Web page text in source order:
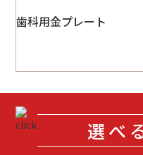
歯科用金プレート
選べ